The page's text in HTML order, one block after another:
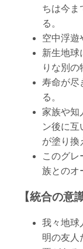
ちは今ま
る。
空中浮遊
新生地球
りな別の
寿命が尽
る。
家族や知
ン後に互
が塗り換
このグレ
族とのオ
【統合の意
我々地球
明の友人